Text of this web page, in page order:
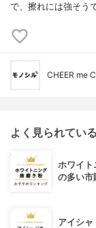
で、擦れには強そう
CHEER me
よく見られてい
ホワイト
の多い市
アイシ